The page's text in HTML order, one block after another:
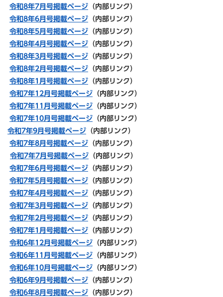
令和8年7月号掲載ページ （内部リンク）
令和8年6月号掲載ページ （内部リンク）
令和8年5月号掲載ページ （内部リンク）
令和8年4月号掲載ページ （内部リンク）
令和8年3月号掲載ページ （内部リンク）
令和8年2月号掲載ページ （内部リンク）
令和8年1月号掲載ページ （内部リンク）
令和7年12月号掲載ページ （内部リンク）
令和7年11月号掲載ページ （内部リンク）
令和7年10月号掲載ページ （内部リンク）
令和7年9月号掲載ページ （内部リンク）
令和7年8月号掲載ページ （内部リンク）
令和7年7月号掲載ページ （内部リンク）
令和7年6月号掲載ページ （内部リンク）
令和7年5月号掲載ページ （内部リンク）
令和7年4月号掲載ページ （内部リンク）
令和7年3月号掲載ページ （内部リンク）
令和7年2月号掲載ページ （内部リンク）
令和7年1月号掲載ページ （内部リンク）
令和6年12月号掲載ページ （内部リンク）
令和6年11月号掲載ページ （内部リンク）
令和6年10月号掲載ページ （内部リンク）
令和6年9月号掲載ページ （内部リンク）
令和6年8月号掲載ページ （内部リンク）